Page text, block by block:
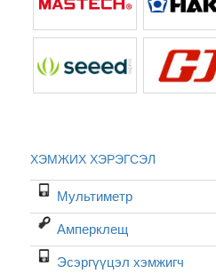
ХЭМЖИХ ХЭРЭГСЭЛ
Мультиметр
Амперклещ
Эсэргүүцэл хэмжигч